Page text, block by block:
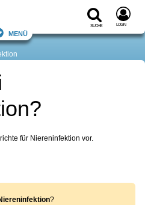
Suche Login
Menü
für Niereninfektion vor.
?